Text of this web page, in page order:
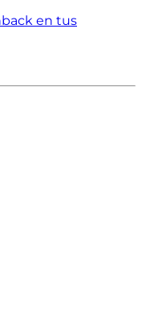
en tus